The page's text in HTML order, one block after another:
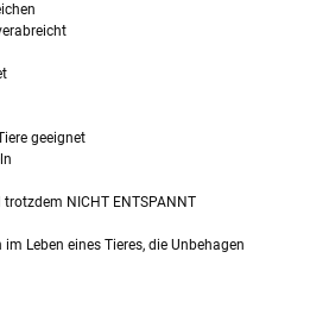
geeignet
NICHT ENTSPANNT
Leben eines Tieres, die Unbehagen